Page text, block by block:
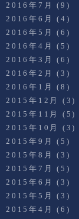
2016年7月
(9)
2016年6月
(4)
2016年5月
(6)
2016年4月
(5)
2016年3月
(6)
2016年2月
(3)
2016年1月
(8)
2015年12月
(3)
2015年11月
(5)
2015年10月
(3)
2015年9月
(5)
2015年8月
(3)
2015年7月
(5)
2015年6月
(3)
2015年5月
(3)
2015年4月
(6)